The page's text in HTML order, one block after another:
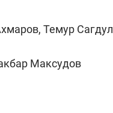
Темур
Максудов